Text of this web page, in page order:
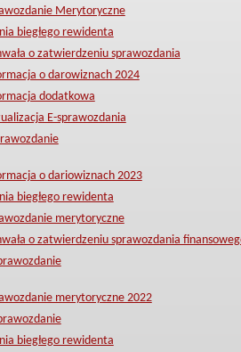
Merytoryczne
biegłego rewidenta
o zatwierdzeniu sprawozdania
o darowiznach 2024
dodatkowa
E-sprawozdania
o dariowiznach 2023
biegłego rewidenta
merytoryczne
o zatwierdzeniu sprawozdania
merytoryczne 2022
biegłego rewidenta